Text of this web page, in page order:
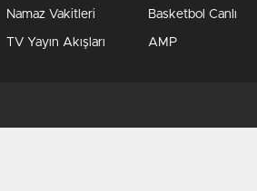
Namaz Vakitleri
TV Yayın Akışları
Basketbol Canlı
AMP